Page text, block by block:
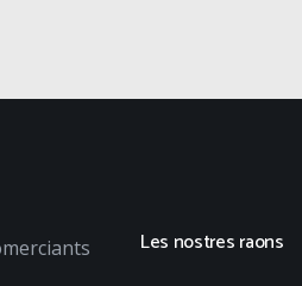
Les nostres raons